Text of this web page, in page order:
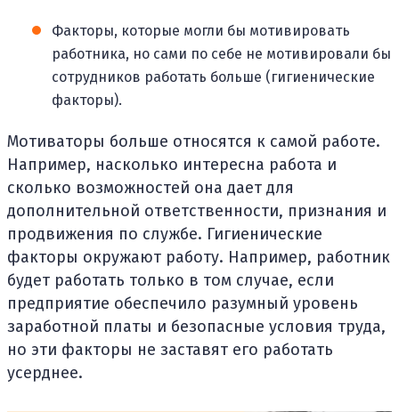
Факторы, которые могли бы мотивировать
работника, но сами по себе не мотивировали бы
сотрудников работать больше (гигиенические
факторы).
Мотиваторы больше относятся к самой работе.
Например, насколько интересна работа и
сколько возможностей она дает для
дополнительной ответственности, признания и
продвижения по службе. Гигиенические
факторы окружают работу. Например, работник
будет работать только в том случае, если
предприятие обеспечило разумный уровень
заработной платы и безопасные условия труда,
но эти факторы не заставят его работать
усерднее.